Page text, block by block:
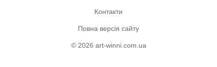
Контакти
Повна версія сайту
© 2026 art-winni.com.ua